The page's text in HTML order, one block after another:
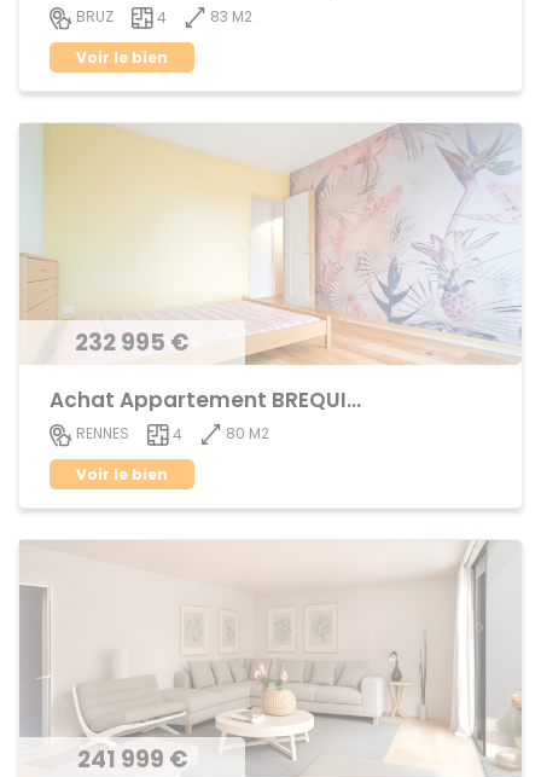
BRUZ 4
83 M2
Voir le bien
232 995 €
Achat Appartement BREQUIGNY
RENNES 4
80 M2
Voir le bien
241 999 €